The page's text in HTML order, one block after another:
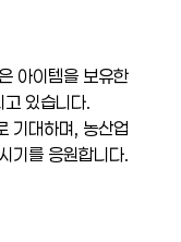
아이템을 보유한
있습니다.
기대하며, 농산업
기를 응원합니다.